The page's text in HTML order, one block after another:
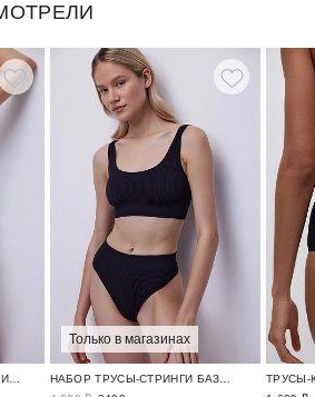
НАБОР БЕЛЬЯ БАЗА В РУБЧИК / RIBBED BASE
Только в магазинах
НАБОР ТРУСЫ-СТРИНГИ БАЗА В РУБЧИК / RIBBED BASE